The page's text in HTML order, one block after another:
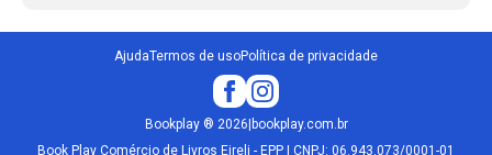
AjudaTermos de usoPolítica de privacidade
Bookplay® 2026 bookplay.com.br
Book Play Comércio de Livros Eireli - EPP | CNPJ: 06.943.073/0001-01